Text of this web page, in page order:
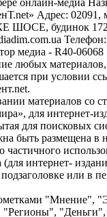
Адрес: 02091,
ШОСЕ, будинок 172-
медиа - R40-06068
любых
при условии
материалов со
для интернет-
для поисковых
быть размещена в
частичного
(для интернет-
или в
"Мнение",
"Регионы",